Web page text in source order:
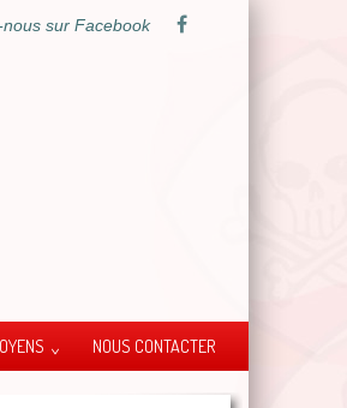
nous sur Facebook
NOUS CONTACTER